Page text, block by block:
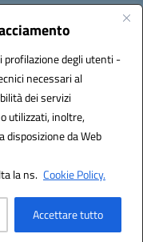
degli utenti -
necessari al
dei servizi
utilizzati, inoltre,
da Web
la ns. Cookie Policy.
Accettare tutto
0732 3373 - 0732
iPA: istsc_ANIS01700P -
elettronica (CUF):
S.r.l.
Italia